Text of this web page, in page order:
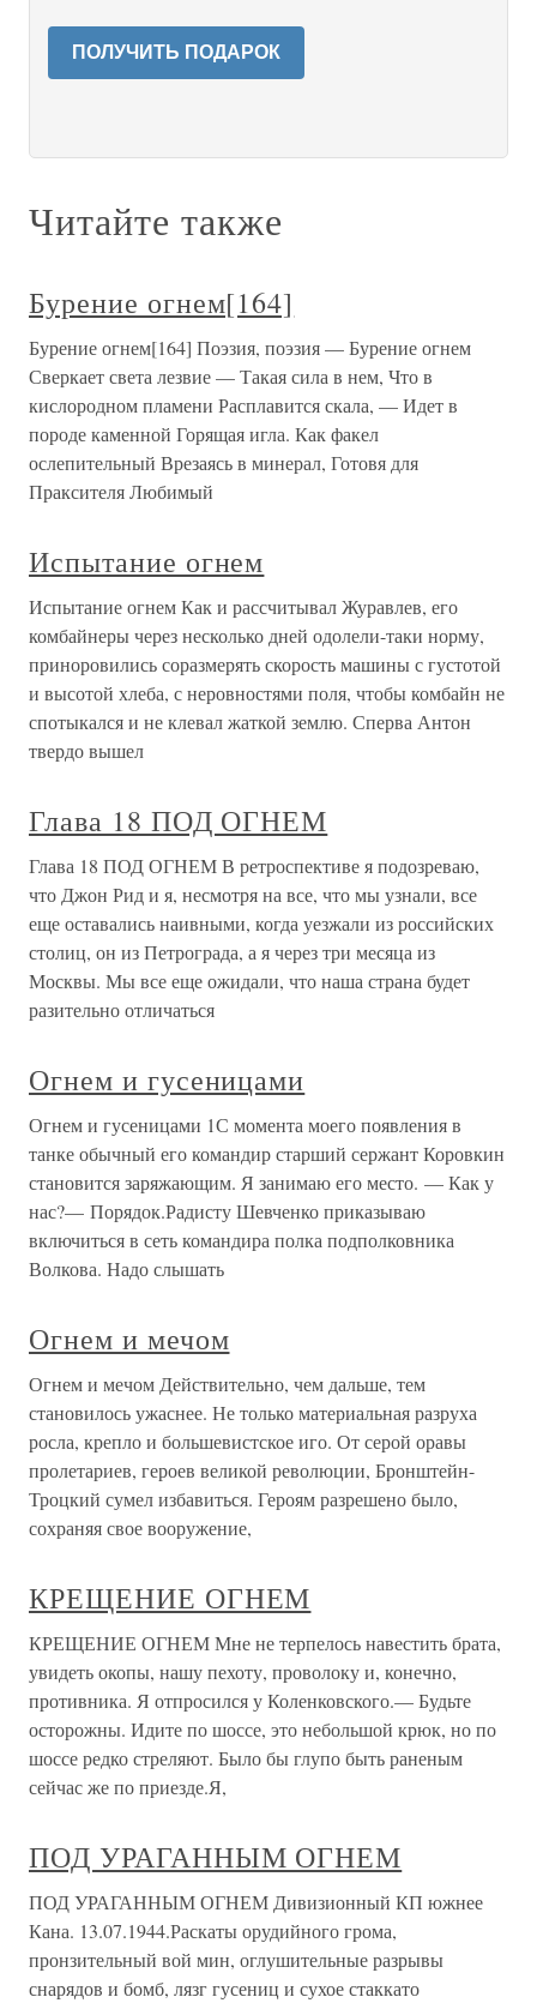
ПОЛУЧИТЬ ПОДАРОК
Читайте также
Бурение огнем[164]
Бурение огнем[164] Поэзия, поэзия — Бурение огнем
Сверкает света лезвие — Такая сила в нем, Что в
кислородном пламени Расплавится скала, — Идет в
породе каменной Горящая игла. Как факел
ослепительный Врезаясь в минерал, Готовя для
Праксителя Любимый
Испытание огнем
Испытание огнем Как и рассчитывал Журавлев, его
комбайнеры через несколько дней одолели-таки норму,
приноровились соразмерять скорость машины с густотой
и высотой хлеба, с неровностями поля, чтобы комбайн не
спотыкался и не клевал жаткой землю. Сперва Антон
твердо вышел
Глава 18 ПОД ОГНЕМ
Глава 18 ПОД ОГНЕМ В ретроспективе я подозреваю,
что Джон Рид и я, несмотря на все, что мы узнали, все
еще оставались наивными, когда уезжали из российских
столиц, он из Петрограда, а я через три месяца из
Москвы. Мы все еще ожидали, что наша страна будет
разительно отличаться
Огнем и гусеницами
Огнем и гусеницами 1С момента моего появления в
танке обычный его командир старший сержант Коровкин
становится заряжающим. Я занимаю его место. — Как у
нас?— Порядок.Радисту Шевченко приказываю
включиться в сеть командира полка подполковника
Волкова. Надо слышать
Огнем и мечом
Огнем и мечом Действительно, чем дальше, тем
становилось ужаснее. Не только материальная разруха
росла, крепло и большевистское иго. От серой оравы
пролетариев, героев великой революции, Бронштейн-
Троцкий сумел избавиться. Героям разрешено было,
сохраняя свое вооружение,
КРЕЩЕНИЕ ОГНЕМ
КРЕЩЕНИЕ ОГНЕМ Мне не терпелось навестить брата,
увидеть окопы, нашу пехоту, проволоку и, конечно,
противника. Я отпросился у Коленковского.— Будьте
осторожны. Идите по шоссе, это небольшой крюк, но по
шоссе редко стреляют. Было бы глупо быть раненым
сейчас же по приезде.Я,
ПОД УРАГАННЫМ ОГНЕМ
ПОД УРАГАННЫМ ОГНЕМ Дивизионный КП южнее
Кана. 13.07.1944.Раскаты орудийного грома,
пронзительный вой мин, оглушительные разрывы
снарядов и бомб, лязг гусениц и сухое стаккато